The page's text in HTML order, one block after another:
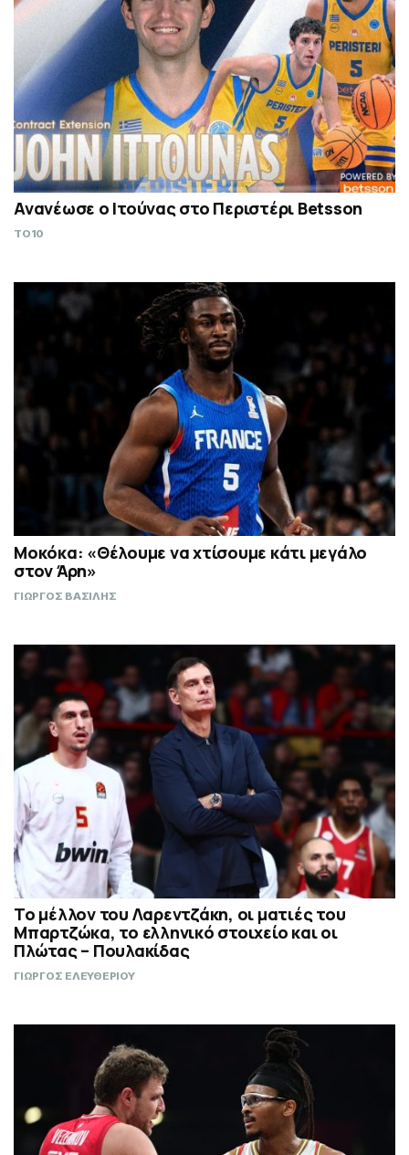
Ανανέωσε ο Ιτούνας στο Περιστέρι Betsson
TO10
Μοκόκα: «Θέλουμε να χτίσουμε κάτι μεγάλο
στον Άρη»
ΓΙΩΡΓΟΣ ΒΑΣΙΛΗΣ
Το μέλλον του Λαρεντζάκη, οι ματιές του
Μπαρτζώκα, το ελληνικό στοιχείο και οι
Πλώτας – Πουλακίδας
ΓΙΩΡΓΟΣ ΕΛΕΥΘΕΡΙΟΥ